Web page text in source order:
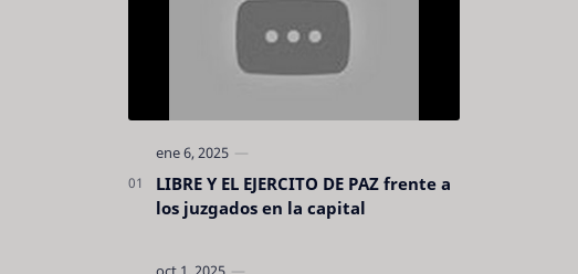
LIBRE Y EL EJERCITO DE PAZ frente a
los juzgados en la capital